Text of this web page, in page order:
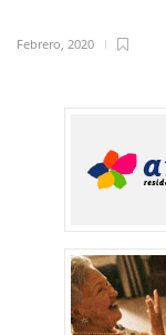
Febrero, 2020